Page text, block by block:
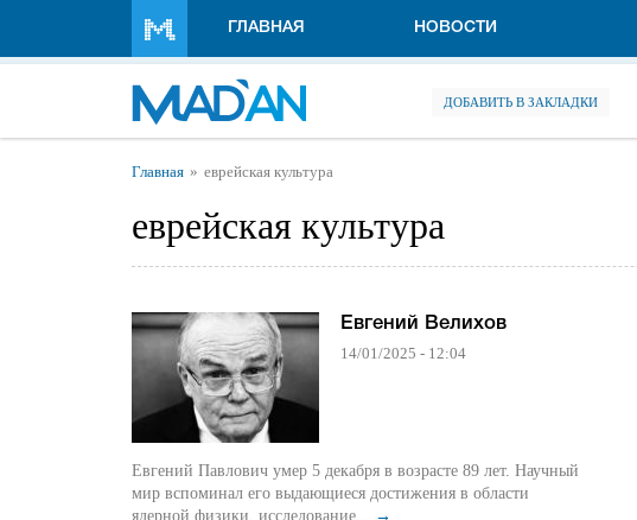
ГЛАВНАЯ НОВОСТИ
ДОБАВИТЬ В ЗАКЛАДКИ
Вы здесь
Главная еврейская культура
еврейская культура
Евгений Велихов
14/01/2025 - 12:04
Евгений Павлович умер 5 декабря в возрасте 89 лет. Научный
мир вспоминал его выдающиеся достижения в области
ядерной физики, исследование... →